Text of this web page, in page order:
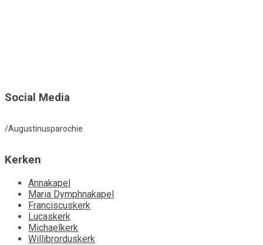
Social Media
/Augustinusparochie
Kerken
Annakapel
Maria Dymphnakapel
Franciscuskerk
Lucaskerk
Michaelkerk
Willibrorduskerk